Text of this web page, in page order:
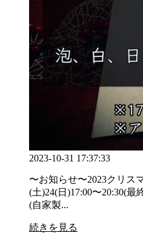
2023-10-31 17:37:33
〜お知らせ〜2023クリス
(土)24(日)17:00〜20:30(最
(自家製...
続きを見る